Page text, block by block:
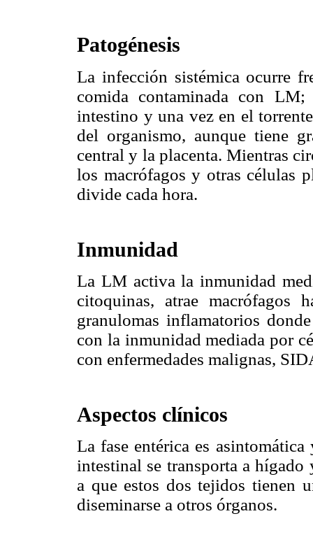
Patogénesis
La infección sistémica ocurre
comida contaminada con
intestino y una vez en el
del organismo, aunque tiene
central y la placenta. Mientras
los macrófagos y otras células
divide cada hora.
Inmunidad
La LM activa la inmunidad
citoquinas, atrae
granulomas inflamatorios
con la inmunidad mediada por
con enfermedades malignas,
Aspectos clínicos
La fase entérica es
intestinal se transporta a
a que estos dos tejidos tienen
diseminarse a otros órganos.